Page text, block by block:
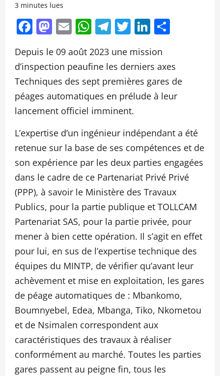
3 minutes lues
Facebook
Mastodon
EmailWhatsApp
Telegram
TwitterLinkedIn
Depuis le 09 août 2023 une mission
d’inspection peaufine les derniers axes
Techniques des sept premières gares de
péages automatiques en prélude à leur
lancement officiel imminent.
L’expertise d’un ingénieur indépendant a été
retenue sur la base de ses compétences et de
son expérience par les deux parties engagées
dans le cadre de ce Partenariat Privé Privé
(PPP), à savoir le Ministère des Travaux
Publics, pour la partie publique et TOLLCAM
Partenariat SAS, pour la partie privée, pour
mener à bien cette opération. Il s’agit en effet
pour lui, en sus de l’expertise technique des
équipes du MINTP, de vérifier qu’avant leur
achèvement et mise en exploitation, les gares
de péage automatiques de : Mbankomo,
Boumnyebel, Edea, Mbanga, Tiko, Nkometou
et de Nsimalen correspondent aux
caractéristiques des travaux à réaliser
conformément au marché. Toutes les parties
gares passent au peigne fin, tous les